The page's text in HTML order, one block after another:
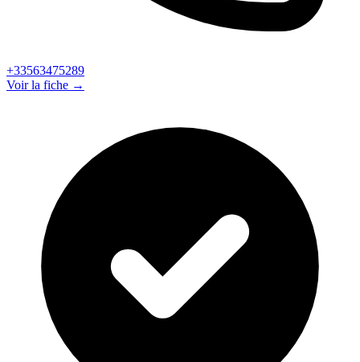
+33563475289
Voir la fiche →